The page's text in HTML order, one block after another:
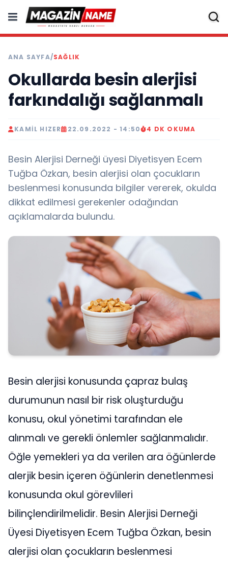
ANA SAYFA/SAĞLIK
Okullarda besin alerjisi
farkındalığı sağlanmalı
KAMIL HIZER 22.09.2022 - 14:50 4 DK OKUMA
Besin Alerjisi Derneği üyesi Diyetisyen Ecem
Tuğba Özkan, besin alerjisi olan çocukların
beslenmesi konusunda bilgiler vererek, okulda
dikkat edilmesi gerekenler odağından
açıklamalarda bulundu.
Besin alerjisi konusunda çapraz bulaş
durumunun nasıl bir risk oluşturduğu
konusu, okul yönetimi tarafından ele
alınmalı ve gerekli önlemler sağlanmalıdır.
Öğle yemekleri ya da verilen ara öğünlerde
alerjik besin içeren öğünlerin denetlenmesi
konusunda okul görevlileri
bilinçlendirilmelidir. Besin Alerjisi Derneği
Üyesi Diyetisyen Ecem Tuğba Özkan, besin
alerjisi olan çocukların beslenmesi